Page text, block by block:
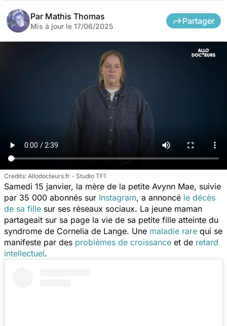
Par Mathis Thomas
Mis à jour le 17/06/2025
Partager
Allodocteurs.fr - Studio TF1
Samedi 15 janvier, la mère de la petite Avynn Mae, suivie
par 35 000 abonnés sur Instagram, a annoncé le décès
de sa fille sur ses réseaux sociaux. La jeune maman
partageait sur sa page la vie de sa petite fille atteinte du
syndrome de Cornelia de Lange. Une maladie rare qui se
manifeste par des problèmes de croissance et de retard
intellectuel.